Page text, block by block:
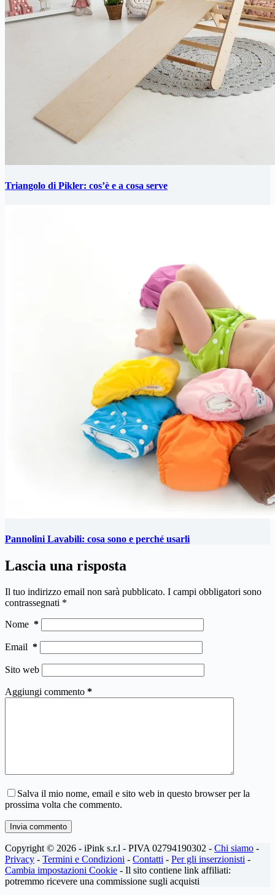
Triangolo di Pikler: cos’è e a cosa serve
Pannolini Lavabili: cosa sono e perché usarli
Lascia una risposta
Il tuo indirizzo email non sarà pubblicato. I campi obbligatori sono
contrassegnati *
Nome *
Email *
Sito web
Aggiungi commento *
Salva il mio nome, email e sito web in questo browser per la
prossima volta che commento.
Invia commento
Copyright © 2026 - iPink s.r.l - PIVA 02794190302 - Chi siamo -
Privacy - Termini e Condizioni - Contatti - Per gli inserzionisti -
Cambia impostazioni Cookie - Il sito contiene link affiliati:
potremmo ricevere una commissione sugli acquisti